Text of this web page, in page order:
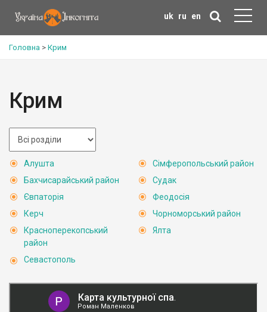
uk ru en
Головна > Крим
Крим
Алушта
Бахчисарайський район
Євпаторія
Керч
Красноперекопський
район
Севастополь
Сімферопольський район
Судак
Феодосія
Чорноморський район
Ялта